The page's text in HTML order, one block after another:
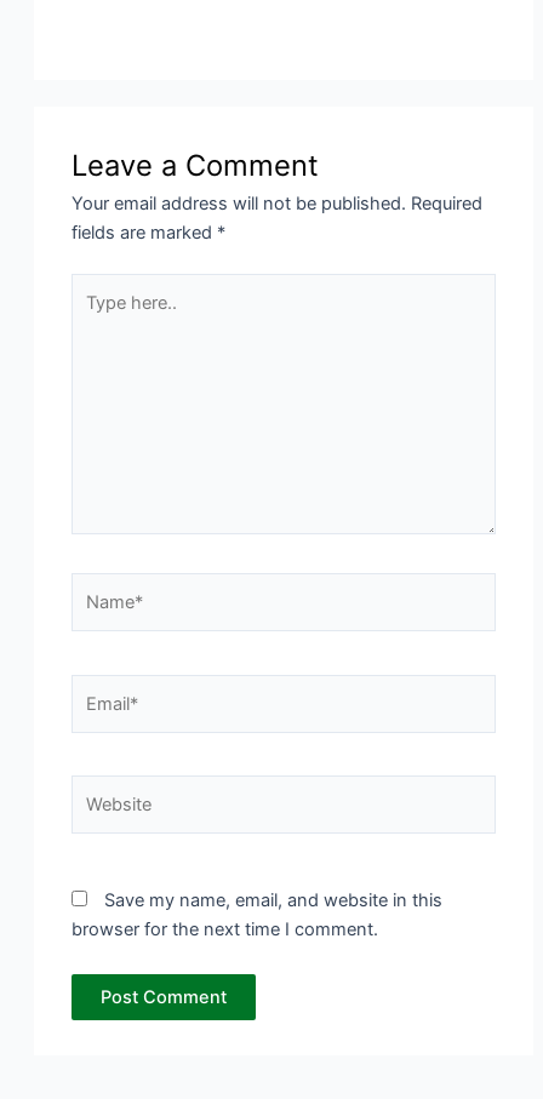
Leave a Comment
Your email address will not be published. Required
fields are marked *
here..
Save my name, email, and website in this
browser for the next time I comment.